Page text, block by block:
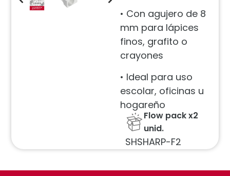
• Con agujero de 8
mm para lápices
finos, grafito o
crayones
• Ideal para uso
escolar, oficinas u
hogareño
Flow pack x2
unid.
SHSHARP-F2